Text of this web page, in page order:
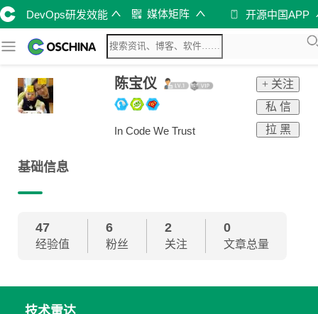
DevOps研发效能 媒体矩阵 开源中国APP
陈宝仪
In Code We Trust
+ 关注
私 信
拉 黑
基础信息
47
经验值
6
粉丝
2
关注
0
文章总量
技术雷达